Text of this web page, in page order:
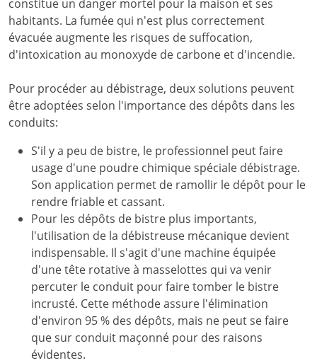
constitue un danger mortel pour la maison et ses
habitants. La fumée qui n'est plus correctement
évacuée augmente les risques de suffocation,
d'intoxication au monoxyde de carbone et d'incendie.
Pour procéder au débistrage, deux solutions peuvent
être adoptées selon l'importance des dépôts dans les
conduits:
S'il y a peu de bistre, le professionnel peut faire
usage d'une poudre chimique spéciale débistrage.
Son application permet de ramollir le dépôt pour le
rendre friable et cassant.
Pour les dépôts de bistre plus importants,
l'utilisation de la débistreuse mécanique devient
indispensable. Il s'agit d'une machine équipée
d'une tête rotative à masselottes qui va venir
percuter le conduit pour faire tomber le bistre
incrusté. Cette méthode assure l'élimination
d'environ 95 % des dépôts, mais ne peut se faire
que sur conduit maçonné pour des raisons
évidentes.